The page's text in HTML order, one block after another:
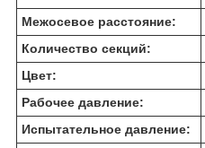
Межосевое расстояние:
Количество секций:
Цвет:
Рабочее давление:
Испытательное давление: